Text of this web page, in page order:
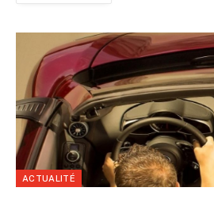
ACTUALITÉ